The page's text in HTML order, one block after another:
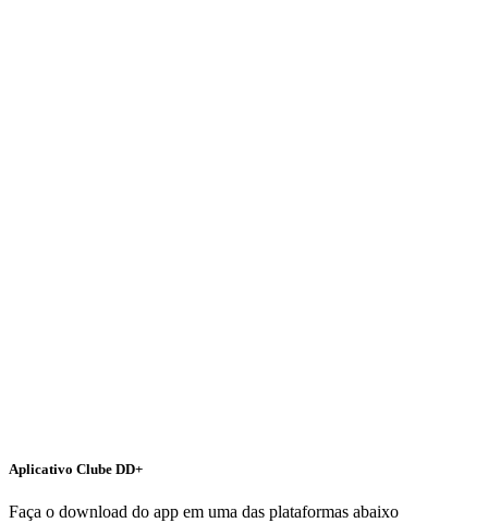
Aplicativo Clube DD+
Faça o download do app em uma das plataformas abaixo